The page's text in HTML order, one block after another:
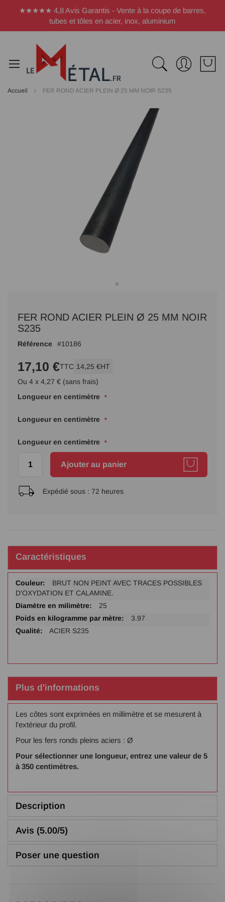
★★★★★ 4,8 Avis Garantis - Vente à la coupe de barres,
tubes et tôles en acier, inox, aluminium
Accueil FER ROND ACIER PLEIN Ø 25 MM NOIR S235
début
Galerie
FER ROND ACIER PLEIN Ø 25 MM NOIR
S235
Référence 10186
17,10 €TTC 14,25 €HT
Ou 4 x 4,27 € (sans frais)
Longueur en centimètre
Longueur en centimètre
Longueur en centimètre
Ajouter au panier
Expédié sous : 72 heures
Caractéristiques
Plus
d'infos
BRUT NON PEINT AVEC TRACES POSSIBLES
D'OXYDATION ET CALAMINE.
25
3.97
ACIER S235
Plus d'informations
Les côtes sont exprimées en millimètre et se mesurent à
l'extérieur du profil.
Pour les fers ronds pleins aciers : Ø
Pour sélectionner une longueur, entrez une valeur de 5
à 350 centimètres.
Description
Avis (5.00/5)
Poser une question